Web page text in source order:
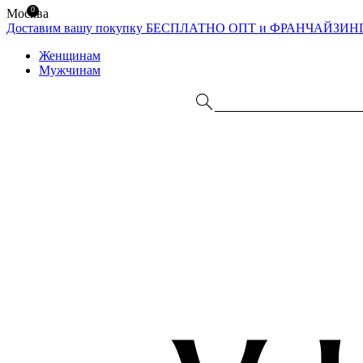
Москва
Доставим вашу покупку БЕСПЛАТНО ОПТ и
Женщинам
Мужчинам
0